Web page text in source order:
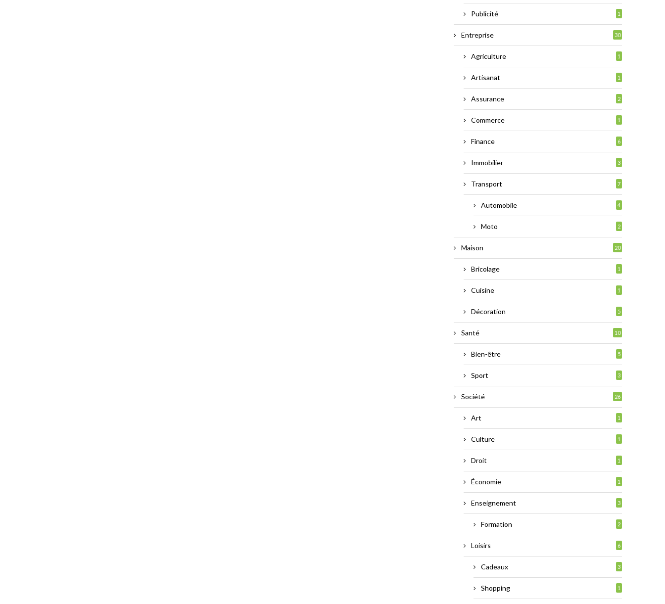
Publicité 1
Entreprise 30
Agriculture 1
Artisanat 1
Assurance 2
Commerce 1
Finance 6
Immobilier 3
Transport 7
Automobile 4
Moto 2
Maison 20
Bricolage 1
Cuisine 1
Décoration 5
Santé 10
Bien-être 5
Sport 3
Société 26
Art 1
Culture 1
Droit 1
Économie 1
Enseignement 3
Formation 2
Loisirs 6
Cadeaux 3
Shopping 1